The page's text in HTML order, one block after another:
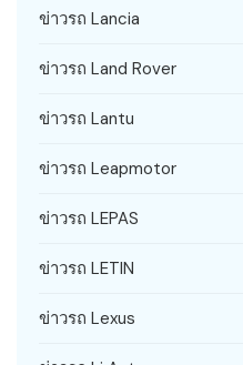
ข่าวรถ Lancia
ข่าวรถ Land Rover
ข่าวรถ Lantu
ข่าวรถ Leapmotor
ข่าวรถ LEPAS
ข่าวรถ LETIN
ข่าวรถ Lexus